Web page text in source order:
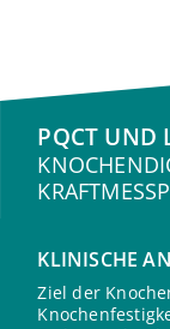
PQCT UND
KLINISCHE
Ziel der